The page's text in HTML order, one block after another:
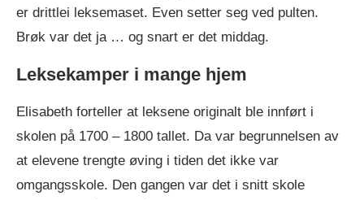
er drittlei leksemaset. Even setter seg ved pulten.
Brøk var det ja … og snart er det middag.
Leksekamper i mange hjem
Elisabeth forteller at leksene originalt ble innført i
skolen på 1700 – 1800 tallet. Da var begrunnelsen av
at elevene trengte øving i tiden det ikke var
omgangsskole. Den gangen var det i snitt skole